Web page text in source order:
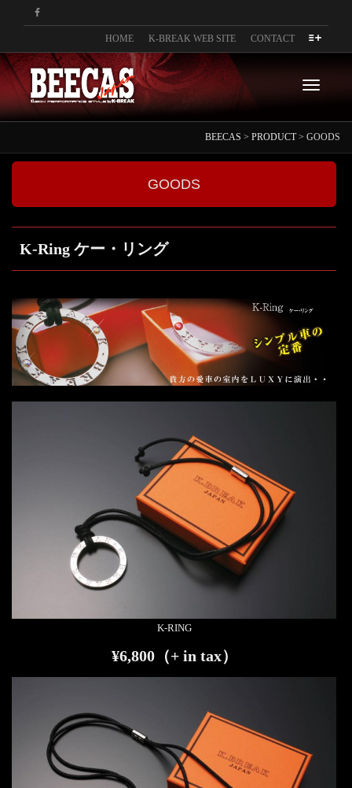
HOME K-BREAK WEB SITE CONTACT
BEECAS > PRODUCT> GOODS
GOODS
K-Ring ケー・リング
K-RING
¥6,800（+ in tax）